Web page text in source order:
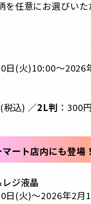
任意にお選びいた
日(火)10:00～2026
税込) ／2L判 ：300
ート店内にも登場！
ジ液晶
日(火)〜2026年2月